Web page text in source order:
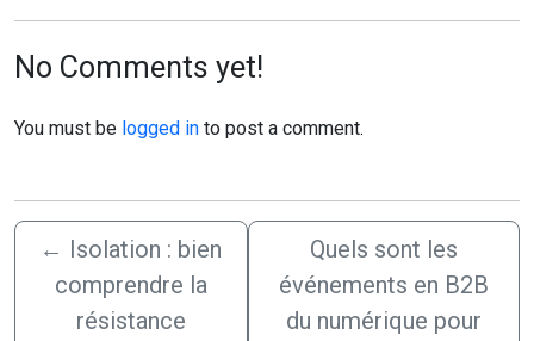
No Comments yet!
You must be logged in to post a comment.
← Isolation : bien
comprendre la
résistance
Quels sont les
événements en B2B
du numérique pour